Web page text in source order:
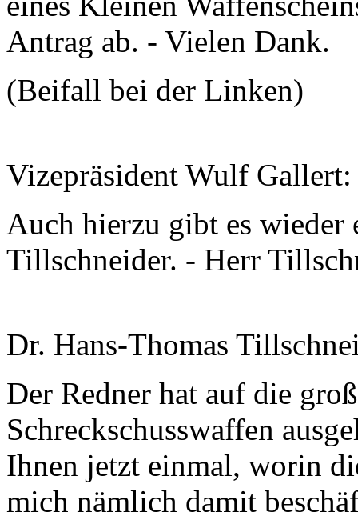
Antrag ab. - Vielen Dank.
(Beifall bei der Linken)
Vizepräsident Wulf
Auch hierzu gibt es wieder
Tillschneider. - Herr
Dr. Hans-Thomas
Der Redner hat auf die
Schreckschusswaffen
Ihnen jetzt einmal, worin
mich nämlich damit